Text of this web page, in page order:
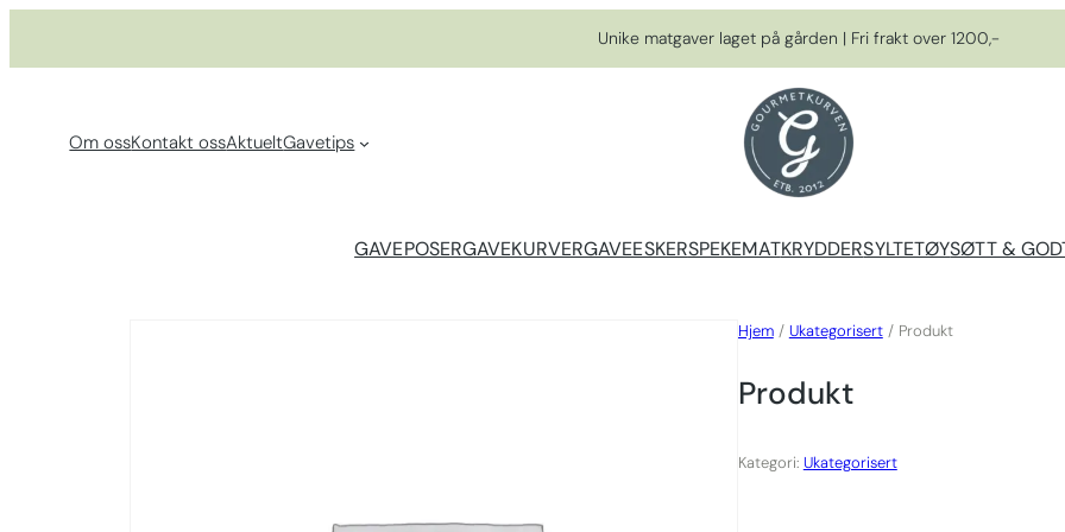
Unike matgaver laget på gården | Fri frakt over 1200,-
Om ossKontakt ossAktueltGavetips
GAVEPOSERGAVEKURVERGAVEESKERSPEKEMATKRYDDERSYLTETØYSØTT &
Hjem/ Ukategorisert/ Produkt
Produkt
Kategori: Ukategorisert